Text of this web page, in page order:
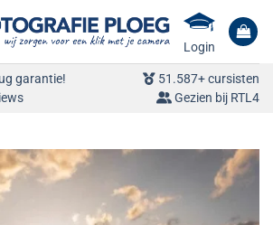
Login
garantie!
51.587+ cursisten
Gezien bij RTL4